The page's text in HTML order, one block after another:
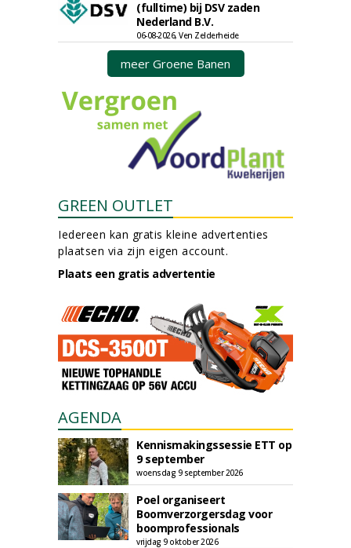
(fulltime) bij DSV zaden
Nederland B.V.
06-08-2026, Ven Zelderheide
meer Groene Banen
GREEN OUTLET
Iedereen kan gratis kleine advertenties
plaatsen via zijn eigen account.
Plaats een gratis advertentie
AGENDA
Kennismakingssessie ETT op
9 september
woensdag 9 september 2026
Poel organiseert
Boomverzorgersdag voor
boomprofessionals
vrijdag 9 oktober 2026